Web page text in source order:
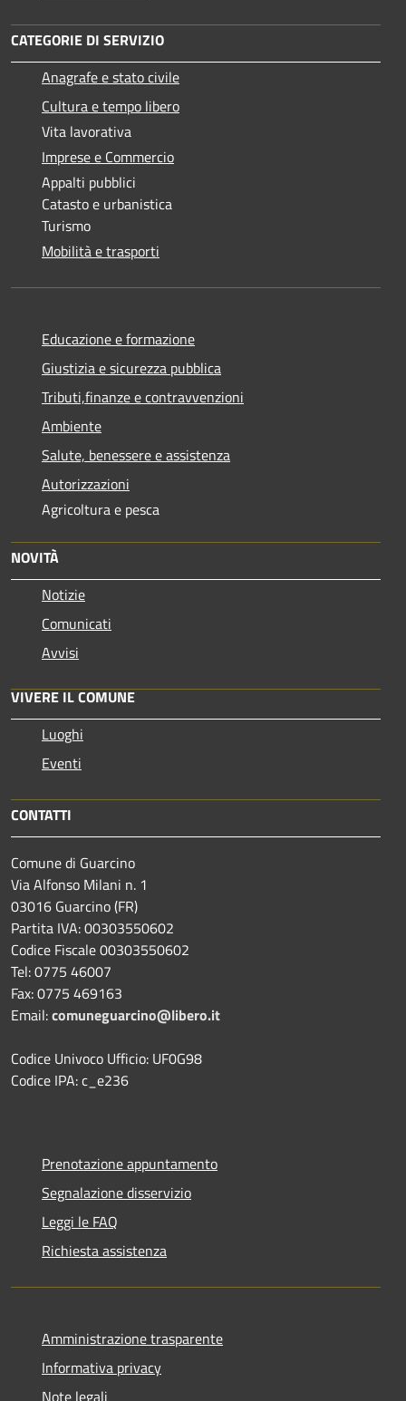
CATEGORIE DI SERVIZIO
Anagrafe e stato civile
Cultura e tempo libero
Vita lavorativa
Imprese e Commercio
Appalti pubblici
Catasto e urbanistica
Turismo
Mobilità e trasporti
Educazione e formazione
Giustizia e sicurezza pubblica
Tributi,finanze e contravvenzioni
Ambiente
Salute, benessere e assistenza
Autorizzazioni
Agricoltura e pesca
NOVITÀ
Notizie
Comunicati
Avvisi
VIVERE IL COMUNE
Luoghi
Eventi
CONTATTI
Comune di Guarcino
Via Alfonso Milani n. 1
03016 Guarcino (FR)
Partita IVA: 00303550602
Codice Fiscale 00303550602
Tel: 0775 46007
Fax: 0775 469163
Email:comuneguarcino@libero.it
Codice Univoco Ufficio: UF0G98
Codice IPA: c_e236
Prenotazione appuntamento
Segnalazione disservizio
Leggi le FAQ
Richiesta assistenza
Amministrazione trasparente
Informativa privacy
Note legali